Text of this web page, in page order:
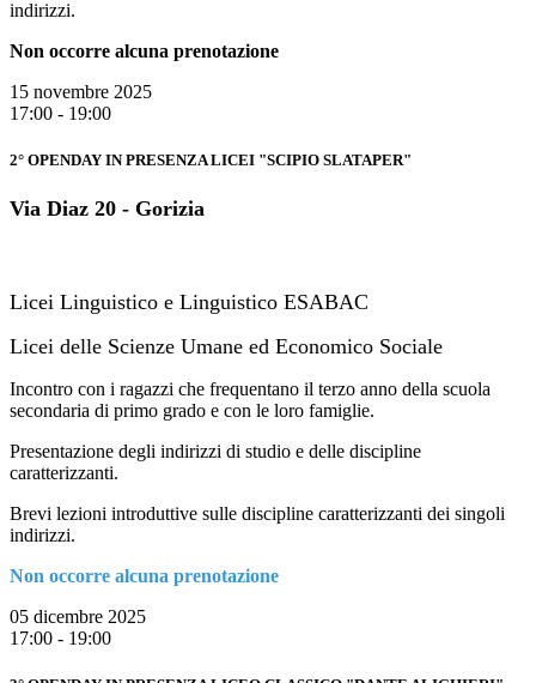
indirizzi.
Non occorre alcuna prenotazione
15 novembre 2025
17:00 - 19:00
2° OPENDAY IN PRESENZA LICEI "SCIPIO SLATAPER"
Via Diaz 20 - Gorizia
Licei Linguistico e Linguistico ESABAC
Licei delle Scienze Umane ed Economico Sociale
Incontro con i ragazzi che frequentano il terzo anno della scuola
secondaria di primo grado e con le loro famiglie.
Presentazione degli indirizzi di studio e delle discipline
caratterizzanti.
Brevi lezioni introduttive sulle discipline caratterizzanti dei singoli
indirizzi.
Non occorre alcuna prenotazione
05 dicembre 2025
17:00 - 19:00